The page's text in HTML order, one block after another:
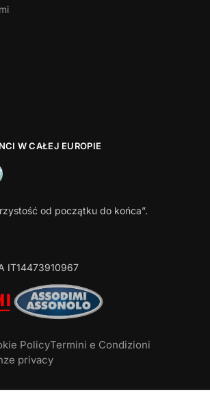
W CAŁEJ EUROPIE
od początku do końca”.
IT14473910967
PolicyTermini e Condizioni
privacy